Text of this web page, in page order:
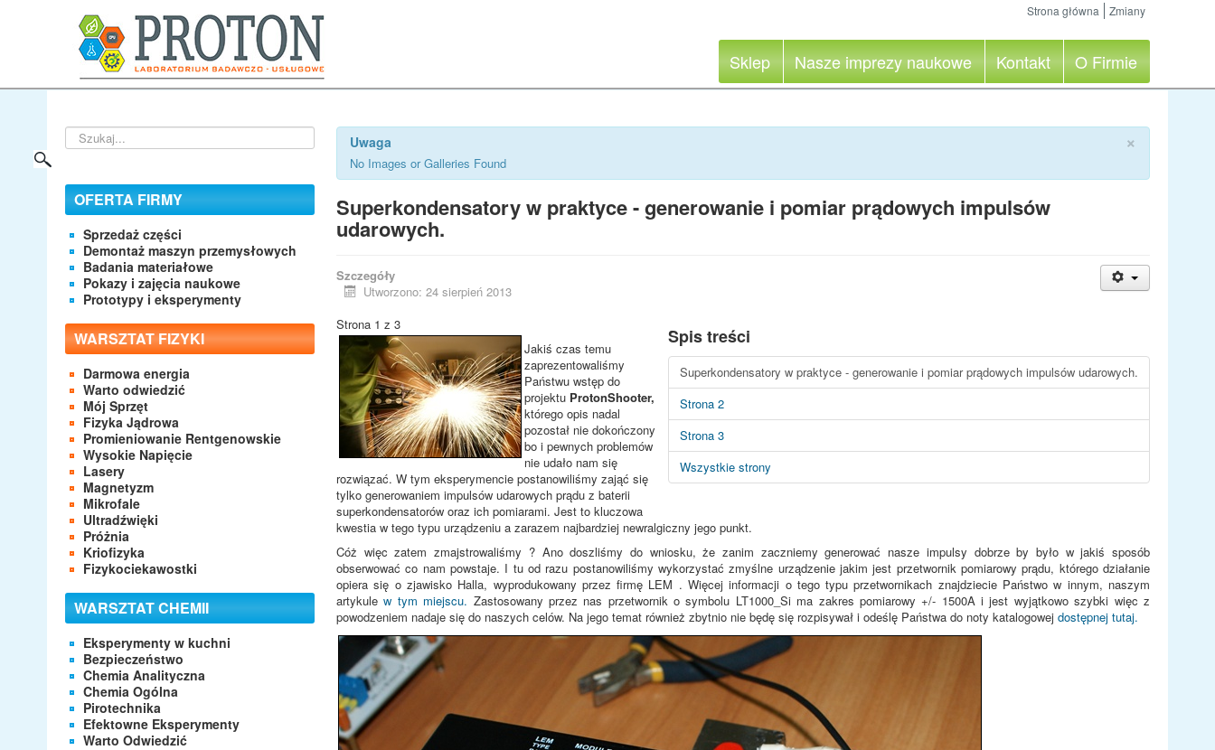
Strona główna Zmiany
Sklep Nasze imprezy naukowe Kontakt O Firmie
Szukaj...
OFERTA FIRMY
Sprzedaż części
Demontaż maszyn przemysłowych
Badania materiałowe
Pokazy i zajęcia naukowe
Prototypy i eksperymenty
WARSZTAT FIZYKI
Darmowa energia
Warto odwiedzić
Mój Sprzęt
Fizyka Jądrowa
Promieniowanie Rentgenowskie
Wysokie Napięcie
Lasery
Magnetyzm
Mikrofale
Ultradźwięki
Próżnia
Kriofizyka
Fizykociekawostki
WARSZTAT CHEMII
Eksperymenty w kuchni
Bezpieczeństwo
Chemia Analityczna
Chemia Ogólna
Pirotechnika
Efektowne Eksperymenty
Warto Odwiedzić
×
Uwaga
No Images or Galleries Found
Superkondensatory w praktyce - generowanie i pomiar prądowych impulsów
udarowych.
Szczegóły
Utworzono: 24 sierpień 2013
Spis treści
Superkondensatory w praktyce - generowanie i pomiar prądowych impulsów udarowych.
Strona 2
Strona 3
Wszystkie strony
Strona 1 z 3
Jakiś czas temu
zaprezentowaliśmy
Państwu wstęp do
projektu ProtonShooter,
którego opis nadal
pozostał nie dokończony
bo i pewnych problemów
nie udało nam się
rozwiązać. W tym eksperymencie postanowiliśmy zająć się
tylko generowaniem impulsów udarowych prądu z baterii
superkondensatorów oraz ich pomiarami. Jest to kluczowa
kwestia w tego typu urządzeniu a zarazem najbardziej newralgiczny jego punkt.
Cóż więc zatem zmajstrowaliśmy ? Ano doszliśmy do wniosku, że zanim zaczniemy generować nasze impulsy dobrze by było w jakiś sposób
obserwować co nam powstaje. I tu od razu postanowiliśmy wykorzystać zmyślne urządzenie jakim jest przetwornik pomiarowy prądu, którego działanie
opiera się o zjawisko Halla, wyprodukowany przez firmę LEM . Więcej informacji o tego typu przetwornikach znajdziecie Państwo w innym, naszym
artykulew tym miejscu. Zastosowany przez nas przetwornik o symbolu LT1000_Si ma zakres pomiarowy +/- 1500A i jest wyjątkowo szybki więc z
powodzeniem nadaje się do naszych celów. Na jego temat również zbytnio nie będę się rozpisywał i odeślę Państwa do noty katalogowej dostępnej tutaj.